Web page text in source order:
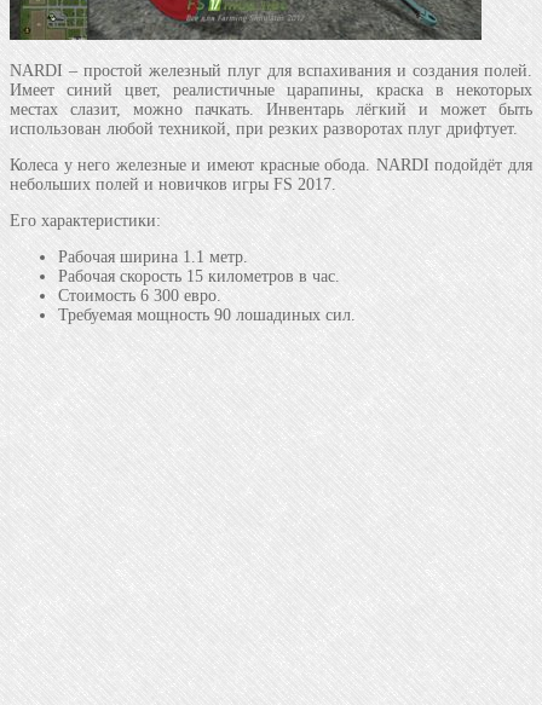
NARDI – простой железный плуг для вспахивания и создания полей.
Имеет синий цвет, реалистичные царапины, краска в некоторых
местах слазит, можно пачкать. Инвентарь лёгкий и может быть
использован любой техникой, при резких разворотах плуг дрифтует.
Колеса у него железные и имеют красные обода. NARDI подойдёт для
небольших полей и новичков игры FS 2017.
Его характеристики:
Рабочая ширина 1.1 метр.
Рабочая скорость 15 километров в час.
Стоимость 6 300 евро.
Требуемая мощность 90 лошадиных сил.